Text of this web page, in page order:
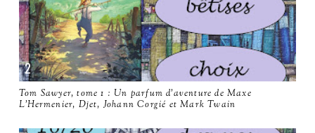
Tom Sawyer, tome 1 : Un parfum d'aventure de Maxe
L'Hermenier, Djet, Johann Corgié et Mark Twain